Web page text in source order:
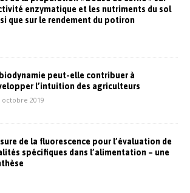
enzymatique et les nutriments du sol
que sur le rendement du potiron
peut-elle contribuer à
l’intuition des agriculteurs
octobre 2019
de la fluorescence pour l’évaluation de
spécifiques dans l’alimentation – une